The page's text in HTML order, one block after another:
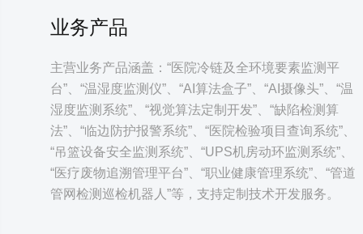
业务产品
主营业务产品涵盖：“医院冷链及全环境要素监测平
台”、“温湿度监测仪”、“AI算法盒子”、“AI摄像头”、“温
湿度监测系统”、“视觉算法定制开发”、“缺陷检测算
法”、“临边防护报警系统”、“医院检验项目查询系统”、
“吊篮设备安全监测系统”、“UPS机房动环监测系统”、
“医疗废物追溯管理平台”、“职业健康管理系统”、“管道
管网检测巡检机器人”等，支持定制技术开发服务。